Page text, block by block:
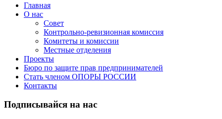
Главная
О нас
Совет
Контрольно-ревизионная комиссия
Комитеты и комиссии
Местные отделения
Проекты
Бюро по защите прав предпринимателей
Стать членом ОПОРЫ РОССИИ
Контакты
Подписывайся на нас